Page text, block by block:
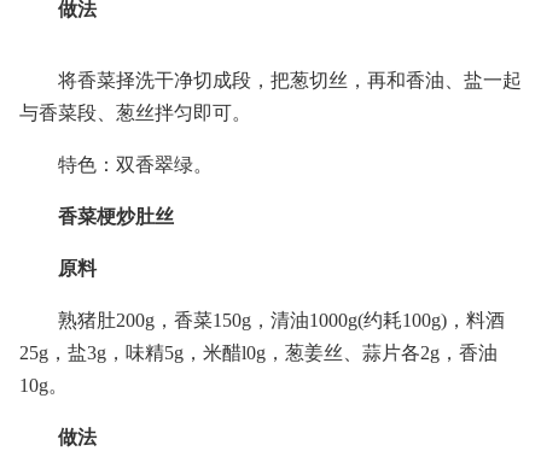
做法
将香菜择洗干净切成段，把葱切丝，再和香油、盐一起
与香菜段、葱丝拌匀即可。
特色：双香翠绿。
香菜梗炒肚丝
原料
熟猪肚200g，香菜150g，清油1000g(约耗100g)，料酒
25g，盐3g，味精5g，米醋l0g，葱姜丝、蒜片各2g，香油
10g。
做法